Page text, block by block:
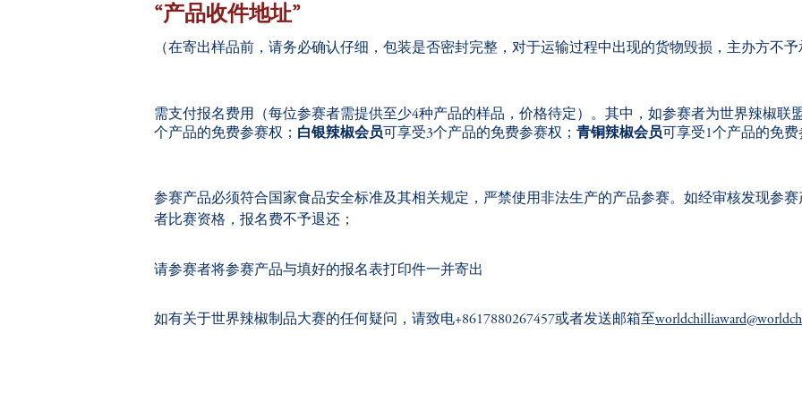
“产品收件地址”
（在寄出样品前，请务必确认仔细，包装是否密封完整，对于运输过程中出现的货物毁损，主办方不
需支付报名费用（每位参赛者需提供至少4种产品的样品，价格待定）。 其中，如参赛者为世界辣椒联
个产品的免费参赛权；
白银辣椒会员可享受3个产品的免费参赛权； 青铜辣椒会员可享受1个产品的免费
参赛产品必须符合国家食品安全标准及其相关规定，严禁使用非法生产的产品参赛。如经审核发现参
者比赛资格，报名费不予退还；
请参赛者将参赛产品与填好的报名表打印件一并寄出
如有关于世界辣椒制品大赛的任何疑问，请致电+8617880267457或者发送邮箱至